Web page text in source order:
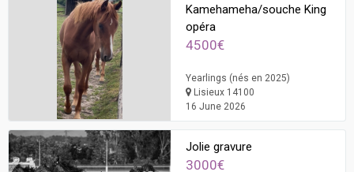
Kamehameha/souche King
opéra
4500€
Yearlings (nés en 2025)
Lisieux 14100
16 June 2026
Jolie gravure
3000€